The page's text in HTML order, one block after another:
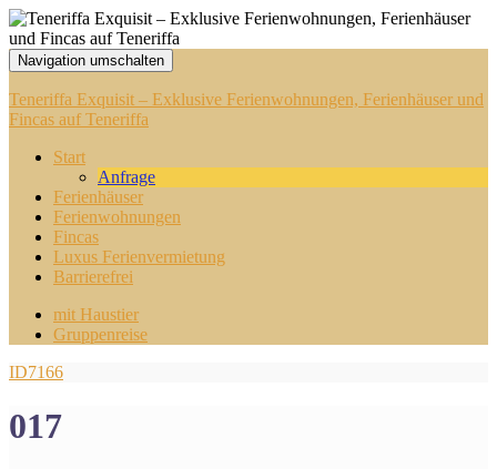
Navigation umschalten
Teneriffa Exquisit – Exklusive Ferienwohnungen, Ferienhäuser und
Fincas auf Teneriffa
Start
Anfrage
Ferienhäuser
Ferienwohnungen
Fincas
Luxus Ferienvermietung
Barrierefrei
mit Haustier
Gruppenreise
ID7166
017